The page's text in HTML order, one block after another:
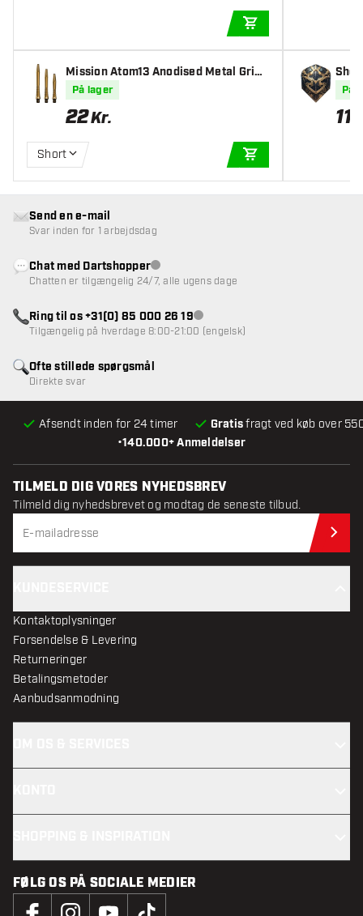
Mission Atom13 Anodised Metal Gripp
ed Gold Skafter
På lager
22Kr.
Short
Shot
På
11
•140.000+ Anmeldelser
Afsendt inden for 24 timer Gratisfragt ved køb over
Ofte stillede spørgsmål
Direkte svar
Send en e-mail
Svar inden for 1 arbejdsdag
Chat med DartshopperKundeservice ikke tilgængelig
Chatten er tilgængelig 24/7, alle ugens dage
Ring til os +31(0) 85 000 26 19Kundeservice ikke tilgængelig
Tilgængelig på hverdage 8:00-21:00 (engelsk)
TILMELD DIG VORES NYHEDSBREV
Tilmeld dig nyhedsbrevet og modtag de seneste tilbud.
Kontaktoplysninger
Forsendelse & Levering
Returneringer
Betalingsmetoder
Aanbudsanmodning
FØLG OS PÅ SOCIALE MEDIER